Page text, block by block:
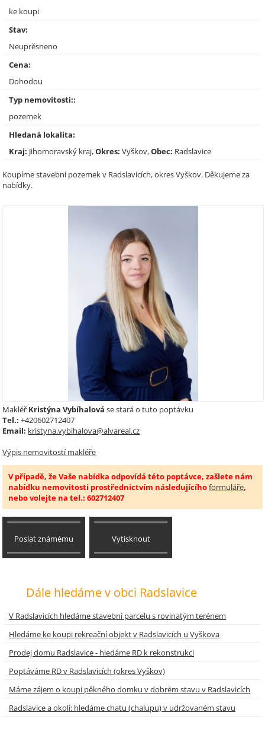
ke koupi
Stav:
Neuprěsneno
Cena:
Dohodou
Typ nemovitosti::
pozemek
Hledaná lokalita:
Kraj: Jihomoravský kraj,Okres:Vyškov,Obec: Radslavice
Koupíme stavební pozemek v Radslavicích, okres Vyškov. Děkujeme za
nabídky.
Makléř Kristýna Vybíhalová se stará o tuto poptávku
Tel.: +420602712407
Email: kristyna.vybihalova@alvareal.cz
Výpis nemovitostí makléře
V případě, že Vaše nabídka odpovídá této poptávce, zašlete nám
nabídku nemovitosti prostřednictvím následujícíhoformuláře,
nebo volejte na tel.: 602712407
Poslat známému Vytisknout
Dále hledáme v obci Radslavice
V Radslavicích hledáme stavební parcelu s rovinatým terénem
Hledáme ke koupi rekreační objekt v Radslavicích u Vyškova
Prodej domu Radslavice - hledáme RD k rekonstrukci
Poptáváme RD v Radslavicích (okres Vyškov)
Máme zájem o koupi pěkného domku v dobrém stavu v Radslavicích
Radslavice a okolí: hledáme chatu (chalupu) v udržovaném stavu